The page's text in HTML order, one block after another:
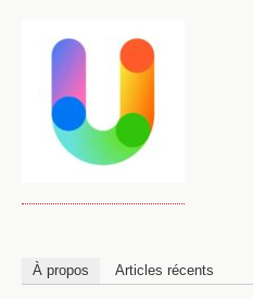
À propos Articles récents